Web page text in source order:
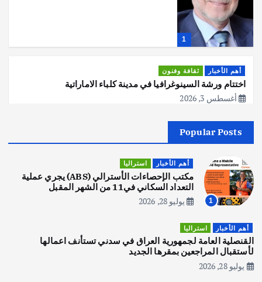
ت
ل
ق
ا
ا
1
أهم الأخبار ثقافة وفنون
اختتام ورشة السينوغرافيا في مدينة كلباء الاماراتية
أغسطس 3, 2026
2
اصبح بطلاً لأستراليا بلعبة كمال الاجسام
يوليو 30, 2026
3
يوليو 30, 2026
Popular Posts
1
أهم الأخبار استراليا
مكتب الإحصاءات الأسترالي (ABS) يجري عملية
التعداد السكاني في11 من الشهر المقبل
يوليو 28, 2026
أهم الأخبار استراليا
القنصلية العامة لجمهورية العراق في سدني تستأنف اعمالها
لأستقبال المراجعين بمقرها الجديد
يوليو 28, 2026